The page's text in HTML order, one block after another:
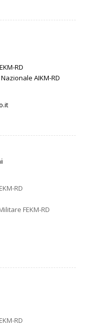
RD
AIKM-RD
RD
FEKM-RD
RD